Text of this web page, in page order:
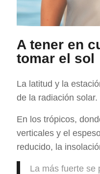
A tener en
tomar el sol
La latitud y la
de la radiación solar.
En los trópicos,
verticales y el
reducido, la
La más fuerte se